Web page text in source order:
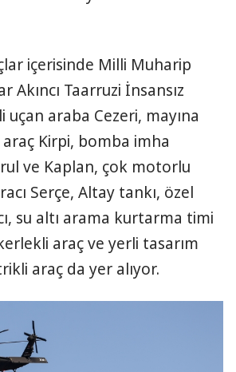
içerisinde Milli Muharip
Akıncı Taarruzi İnsansız
uçan araba Cezeri, mayına
araç Kirpi, bomba imha
ve Kaplan, çok motorlu
Serçe, Altay tankı, özel
su altı arama kurtarma timi
araç ve yerli tasarım
araç da yer alıyor.